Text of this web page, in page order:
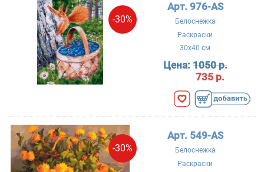
-30%
Арт. 976-AS
Белоснежка
Раскраски
30x40 см
Цена:1050 р.
735 р.
-30%
Арт. 549-AS
Белоснежка
Раскраски